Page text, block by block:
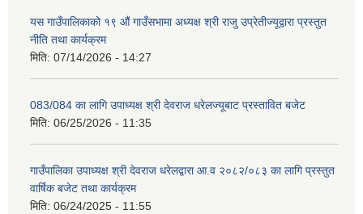
यस गाउँपालिकाको १९ औं गाउँसभामा अध्यक्ष श्री राजु उप्रेतीज्यूद्वारा प्रस्तुत
नीति तथा कार्यक्रम
मिति: 07/14/2026 - 14:27
083/084 का लागि उपाध्यक्ष श्री देवराज धरेलज्यूबाट प्रस्तावित बजेट
मिति: 06/25/2026 - 11:35
गाउँपालिका उपाध्यक्ष श्री देवराज धरेलद्वारा आ.व २०८२/०८३ का लागि प्रस्तुत
वार्षिक बजेट तथा कार्यक्रम
मिति: 06/24/2025 - 11:55